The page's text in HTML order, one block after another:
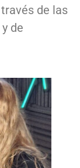
de las
de